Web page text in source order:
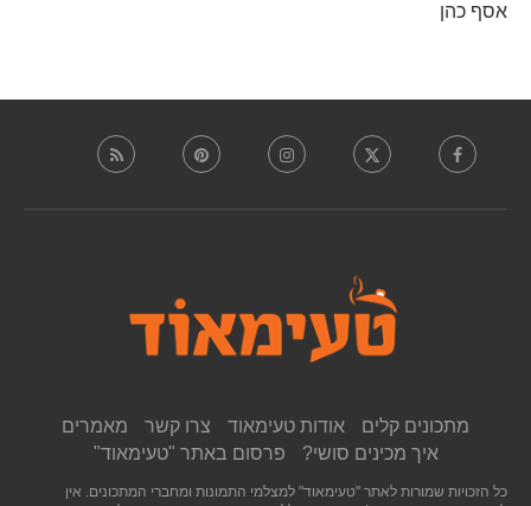
אסף כהן
מתכונים קלים אודות טעימאוד צרו קשר
מאמרים
איך מכינים סושי?
פרסום באתר "טעימאוד"
כל הזכויות שמורות לאתר "טעימאוד" למצלמי התמונות ומחברי המתכונים. אין